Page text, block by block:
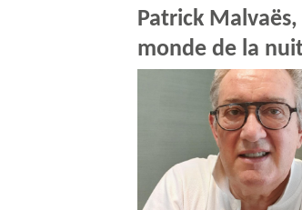
Patrick
monde de la